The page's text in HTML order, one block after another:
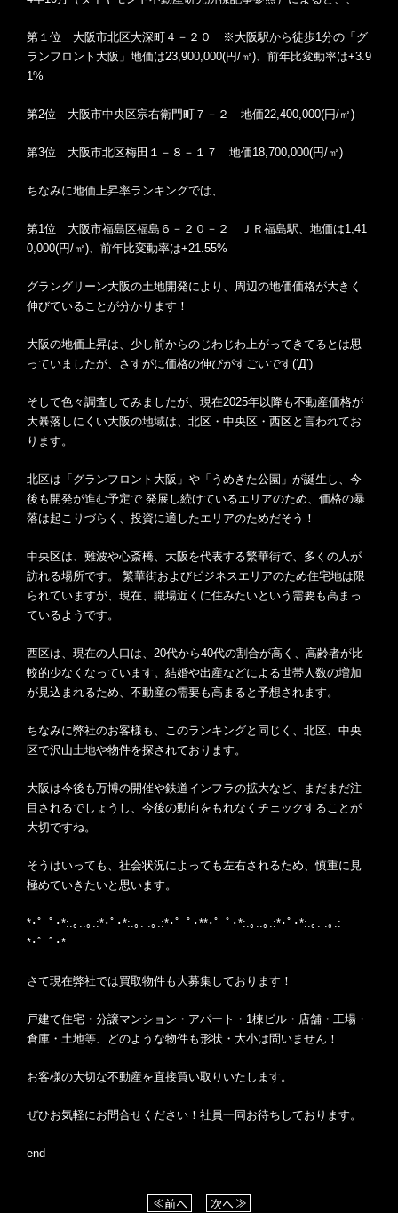
第１位 大阪市北区大深町４－２０ ※大阪駅から徒歩1分の「グ
ランフロント大阪」地価は23,900,000(円/㎡)、前年比変動率は+3.9
1%
第2位 大阪市中央区宗右衛門町７－２ 地価22,400,000(円/㎡)
第3位 大阪市北区梅田１－８－１７ 地価18,700,000(円/㎡)
ちなみに地価上昇率ランキングでは、
第1位 大阪市福島区福島６－２０－２ ＪＲ福島駅、地価は1,41
0,000(円/㎡)、前年比変動率は+21.55%
グラングリーン大阪の土地開発により、周辺の地価価格が大きく
伸びていることが分かります！
大阪の地価上昇は、少し前からのじわじわ上がってきてるとは思
っていましたが、さすがに価格の伸びがすごいです(‘Д’)
そして色々調査してみましたが、現在2025年以降も不動産価格が
大暴落しにくい大阪の地域は、北区・中央区・西区と言われてお
ります。
北区は「グランフロント大阪」や「うめきた公園」が誕生し、今
後も開発が進む予定で 発展し続けているエリアのため、価格の暴
落は起こりづらく、投資に適したエリアのためだそう！
中央区は、難波や心斎橋、大阪を代表する繁華街で、多くの人が
訪れる場所です。 繁華街およびビジネスエリアのため住宅地は限
られていますが、現在、職場近くに住みたいという需要も高まっ
ているようです。
西区は、現在の人口は、20代から40代の割合が高く、高齢者が比
較的少なくなっています。結婚や出産などによる世帯人数の増加
が見込まれるため、不動産の需要も高まると予想されます。
ちなみに弊社のお客様も、このランキングと同じく、北区、中央
区で沢山土地や物件を探されております。
大阪は今後も万博の開催や鉄道インフラの拡大など、まだまだ注
目されるでしょうし、今後の動向をもれなくチェックすることが
大切ですね。
そうはいっても、社会状況によっても左右されるため、慎重に見
極めていきたいと思います。
*･゜ﾟ･*:.｡..｡.:*･ﾟ･*:.｡. .｡.:*･゜ﾟ･**･゜ﾟ･*:.｡..｡.:*･ﾟ･*:.｡. .｡.:
*･゜ﾟ･*
さて現在弊社では買取物件も大募集しております！
戸建て住宅・分譲マンション・アパート・1棟ビル・店舗・工場・
倉庫・土地等、どのような物件も形状・大小は問いません！
お客様の大切な不動産を直接買い取りいたします。
ぜひお気軽にお問合せください！社員一同お待ちしております。
end
前へ 次へ